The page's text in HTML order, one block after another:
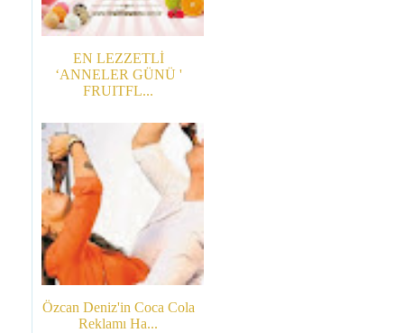
EN LEZZETLİ
‘ANNELER GÜNÜ '
FRUITFL...
Özcan Deniz'in Coca Cola
Reklamı Ha...